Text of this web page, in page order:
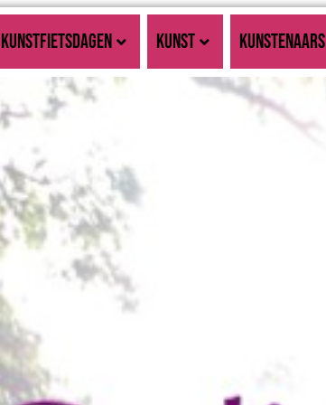
KUNSTFIETSDAGEN KUNST KUNSTENAARS